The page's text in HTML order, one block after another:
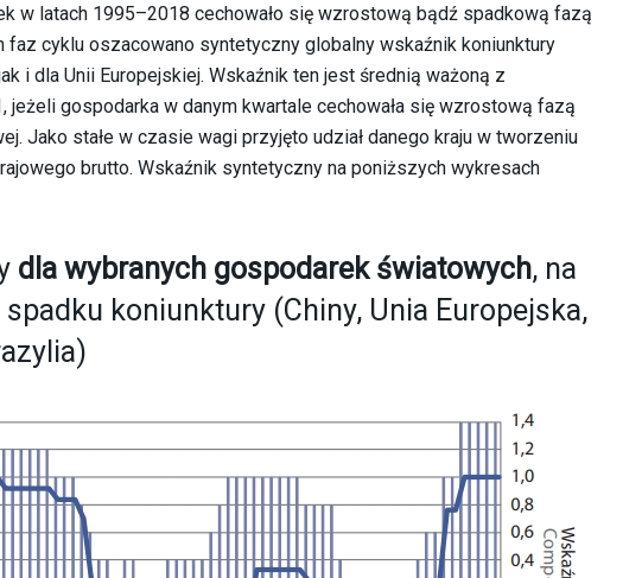
w latach 1995–2018 cechowało się wzrostową bądź spadkową fazą
cyklu oszacowano syntetyczny globalny wskaźnik koniunktury
i dla Unii Europejskiej. Wskaźnik ten jest średnią ważoną z
jeżeli gospodarka w danym kwartale cechowała się wzrostową fazą
Jako stałe w czasie wagi przyjęto udział danego kraju w tworzeniu
brutto. Wskaźnik syntetyczny na poniższych wykresach
dla wybranych gospodarek światowych, na
koniunktury (Chiny, Unia Europejska,